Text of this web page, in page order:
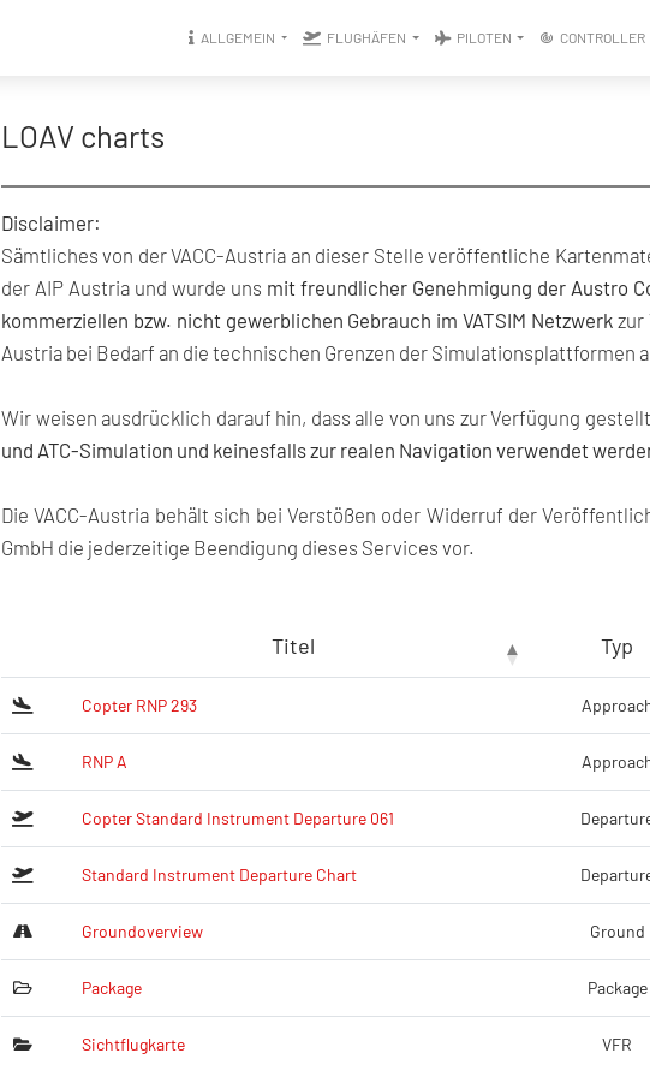
ALLGEMEIN FLUGHÄFEN PILOTEN CONTROLLER
LOAV charts
Disclaimer:
Sämtliches von der VACC-Austria an dieser Stelle veröffentliche
der AIP Austria und wurde uns mit freundlicher Genehmigung der Austro
kommerziellen bzw. nicht gewerblichen Gebrauch im VATSIM Netzwerk zur
Austria bei Bedarf an die technischen Grenzen der Simulationsplattformen
Wir weisen ausdrücklich darauf hin, dass alle von uns zur Verfügung
und ATC-Simulation und keinesfalls zur realen Navigation verwendet
Die VACC-Austria behält sich bei Verstößen oder Widerruf der
GmbH die jederzeitige Beendigung dieses Services vor.
Titel Typ
Copter RNP 293
RNP A
Copter Standard Instrument Departure 061
Standard Instrument Departure Chart
Groundoverview Ground
Package Package
Sichtflugkarte VFR